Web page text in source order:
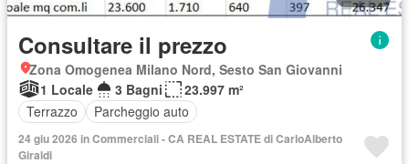
Consultare il prezzo
Zona Omogenea Milano Nord, Sesto San Giovanni
1 Locale
3 Bagni
23.997 m²
Terrazzo
Parcheggio auto
24 giu 2026 in Commerciali - CA REAL ESTATE di CarloAlberto
Giraldi